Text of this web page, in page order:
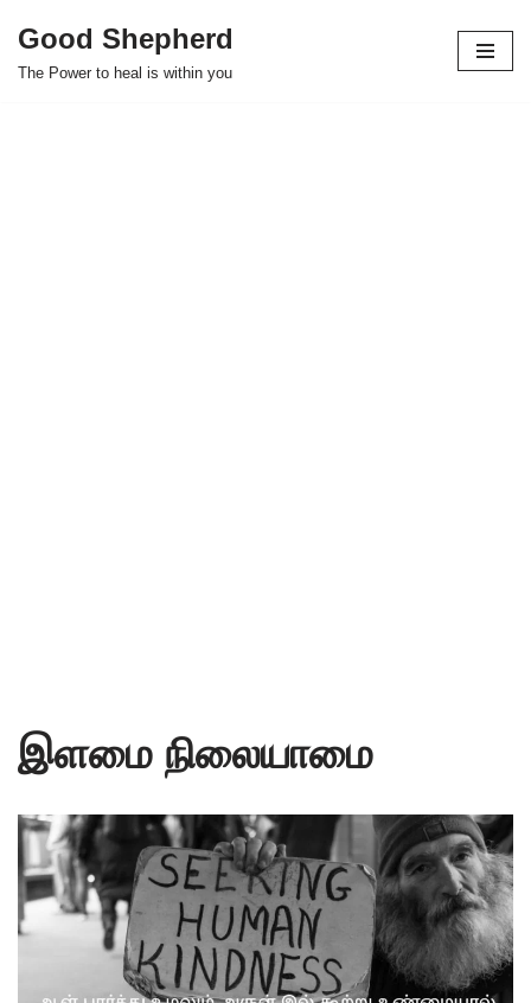
Skip
Good Shepherd
The Power to heal is within you
இளமை நிலையாமை